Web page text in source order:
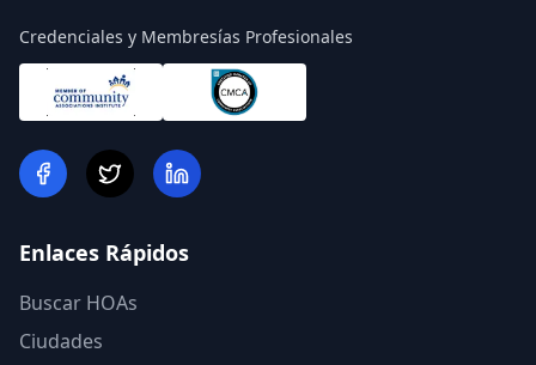
Credenciales y Membresías Profesionales
Enlaces Rápidos
Buscar HOAs
Ciudades